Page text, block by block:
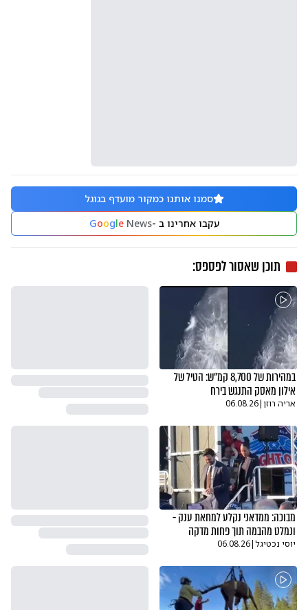
סמנו אותנו כמקור מועדף בגוגל
עקבו אחרינו ב -
GoogleNews
תוכן שאסור לפספס:
במהירות של 8,700 קמ"ש: הטיל של
אילון מאסק התנגש בירח
אריה רוזן|
06.08.26
מבוכה: ממדאני נקלע למחאת ענק -
ונמלט מהבמה תוך פחות מדקה
יוסי נכטיגל|
06.08.26